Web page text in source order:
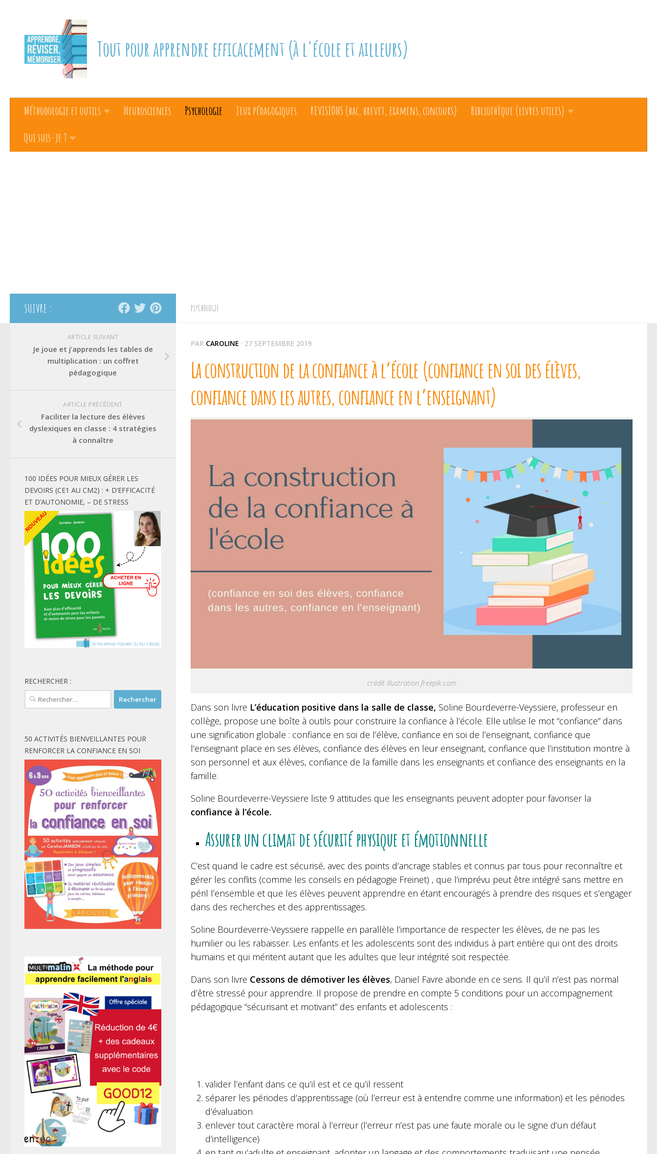
Tout pour apprendre efficacement (à l'école et ailleurs)
Méthodologie et outils Neurosciences Psychologie Jeux pédagogiques REVISIONS (bac, brevet, examens, concours)
Bibliothèque (livres utiles)
Qui suis-je ?
PSYCHOLOGIE
PAR CAROLINE · 27 SEPTEMBRE 2019
La construction de la confiance à l’école (confiance en soi des élèves,
confiance dans les autres, confiance en l’enseignant)
crédit illustration freepik.com
Dans son livre L’éducation positive dans la salle de classe, Soline Bourdeverre-Veyssiere, professeur en
collège, propose une boîte à outils pour construire la confiance à l’école. Elle utilise le mot “confiance” dans
une signification globale : confiance en soi de l’élève, confiance en soi de l’enseignant, confiance que
l’enseignant place en ses élèves, confiance des élèves en leur enseignant, confiance que l’institution montre à
son personnel et aux élèves, confiance de la famille dans les enseignants et confiance des enseignants en la
famille.
Soline Bourdeverre-Veyssiere liste 9 attitudes que les enseignants peuvent adopter pour favoriser la
confiance à l’école.
Assurer un climat de sécurité physique et émotionnelle
C’est quand le cadre est sécurisé, avec des points d’ancrage stables et connus par tous pour reconnaître et
gérer les conflits (comme les conseils en pédagogie Freinet) , que l’imprévu peut être intégré sans mettre en
péril l’ensemble et que les élèves peuvent apprendre en étant encouragés à prendre des risques et s’engager
dans des recherches et des apprentissages.
Soline Bourdeverre-Veyssiere rappelle en parallèle l’importance de respecter les élèves, de ne pas les
humilier ou les rabaisser. Les enfants et les adolescents sont des individus à part entière qui ont des droits
humains et qui méritent autant que les adultes que leur intégrité soit respectée.
Dans son livre Cessons de démotiver les élèves, Daniel Favre abonde en ce sens. Il qu’il n’est pas normal
d’être stressé pour apprendre. Il propose de prendre en compte 5 conditions pour un accompagnement
pédagogique “sécurisant et motivant” des enfants et adolescents :
valider l’enfant dans ce qu’il est et ce qu’il ressent
séparer les périodes d’apprentissage (où l’erreur est à entendre comme une information) et les périodes
d’évaluation
enlever tout caractère moral à l’erreur (l’erreur n’est pas une faute morale ou le signe d’un défaut
d’intelligence)
SUIVRE :
ARTICLE SUIVANT
Je joue et j’apprends les tables de
multiplication : un coffret
pédagogique
ARTICLE PRÉCÉDENT
Faciliter la lecture des élèves
dyslexiques en classe : 4 stratégies
à connaître
100 IDÉES POUR MIEUX GÉRER LES
DEVOIRS (CE1 AU CM2) : + D’EFFICACITÉ
ET D’AUTONOMIE, – DE STRESS
RECHERCHER :
Rechercher :
50 ACTIVITÉS BIENVEILLANTES POUR
RENFORCER LA CONFIANCE EN SOI